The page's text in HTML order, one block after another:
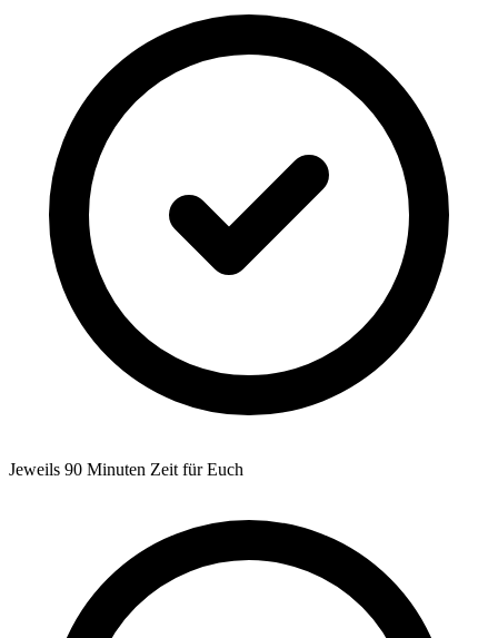
Jeweils 90 Minuten Zeit für Euch